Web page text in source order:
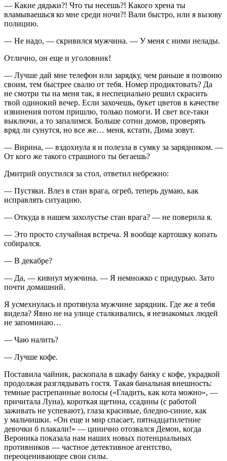
— Какие дядьки?! Что ты несешь?! Какого хрена ты
вламываешься ко мне среди ночи?! Вали быстро, или я вызову
полицию.
— Не надо, — скривился мужчина. — У меня с ними нелады.
Отлично, он еще и уголовник!
— Лучше дай мне телефон или зарядку, чем раньше я позвоню
своим, тем быстрее свалю от тебя. Номер продиктовать? Да
не смотри ты на меня так, я неспециально решил скрасить
твой одинокий вечер. Если захочешь, букет цветов в качестве
извинения потом пришлю, только помоги. И свет все-таки
выключи, а то запалимся. Больше сотни домов, проверять
вряд ли сунутся, но все же… меня, кстати, Дима зовут.
— Вирина, — вздохнула я и полезла в сумку за зарядником. —
От кого же такого страшного ты бегаешь?
Дмитрий опустился за стол, ответил небрежно:
— Пустяки. Влез в стан врага, огреб, теперь думаю, как
исправлять ситуацию.
— Откуда в нашем захолустье стан врага? — не поверила я.
— Это просто случайная встреча. Я вообще картошку копать
собирался.
— В декабре?
— Да, — кивнул мужчина. — Я немножко с придурью. Зато
почти домашний.
Я усмехнулась и протянула мужчине зарядник. Где же я тебя
видела? Явно не на улице сталкивались, я незнакомых людей
не запоминаю…
— Чаю налить?
— Лучше кофе.
Поставила чайник, раскопала в шкафу банку с кофе, украдкой
продолжая разглядывать гостя. Такая банальная внешность:
темные растрепанные волосы («Гладить, как кота можно», —
причитала Луна), короткая щетина, ссадины (с работой
заживать не успевают), глаза красивые, бледно-синие, как
у мальчишки. «Он еще и мир спасает, пятнадцатилетние
девочки б плакали!» — цинично отозвался Демон, когда
Вероника показала нам наших новых потенциальных
противников — частное детективное агентство,
переоценивающее свои силы.